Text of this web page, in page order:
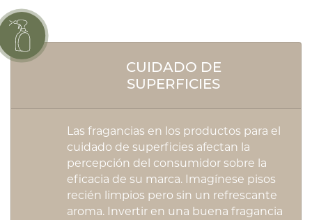
CUIDADO DE
SUPERFICIES
Las fragancias en los productos para el
cuidado de superficies afectan la
percepción del consumidor sobre la
eficacia de su marca. Imagínese pisos
recién limpios pero sin un refrescante
aroma. Invertir en una buena fragancia